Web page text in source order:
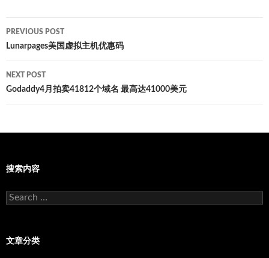
Post
navigation
PREVIOUS POST
Lunarpages美国虚拟主机优惠码
NEXT POST
Godaddy4月拍卖41812个域名 最高达41000美元
搜索内容
Search
for:
文章分类